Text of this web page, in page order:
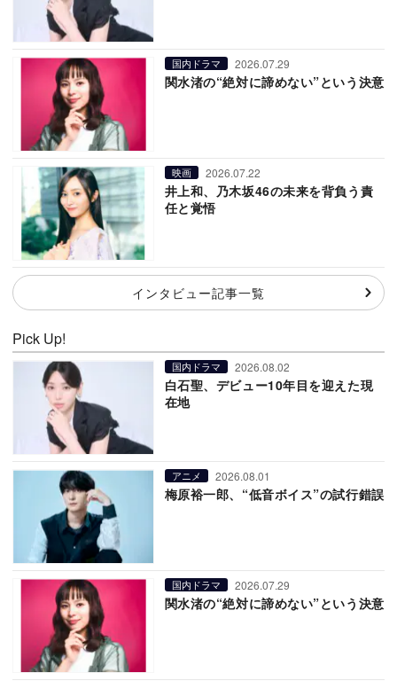
国内ドラマ 2026.07.29
関水渚の“絶対に諦めない”という決意
映画 2026.07.22
井上和、乃木坂46の未来を背負う責
任と覚悟
インタビュー記事一覧
Pick Up!
国内ドラマ 2026.08.02
白石聖、デビュー10年目を迎えた現
在地
アニメ 2026.08.01
梅原裕一郎、“低音ボイス”の試行錯誤
国内ドラマ 2026.07.29
関水渚の“絶対に諦めない”という決意